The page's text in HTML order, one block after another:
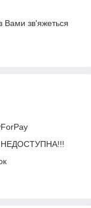
Вами зв'яжеться
НЕДОСТУПНА!!!